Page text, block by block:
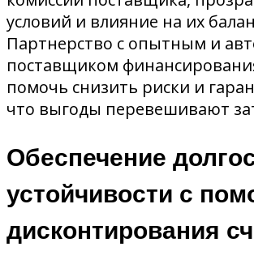
условий и влияние на их
Партнерство с опытным и
поставщиком
помочь снизить риски и
что выгоды перевешивают
Обеспечение
устойчивости с
дисконтирования